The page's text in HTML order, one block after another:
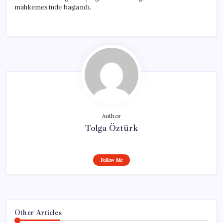
mahkemesinde başlandı.
Author
Tolga Öztürk
Follow Me
Other Articles